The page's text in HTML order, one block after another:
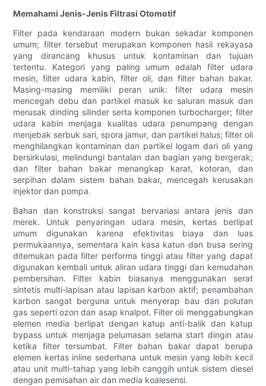
Memahami Jenis-Jenis Filtrasi Otomotif
Filter pada kendaraan modern bukan sekadar komponen
umum; filter tersebut merupakan komponen hasil rekayasa
yang dirancang khusus untuk kontaminan dan tujuan
tertentu. Kategori yang paling umum adalah filter udara
mesin, filter udara kabin, filter oli, dan filter bahan bakar.
Masing-masing memiliki peran unik: filter udara mesin
mencegah debu dan partikel masuk ke saluran masuk dan
merusak dinding silinder serta komponen turbocharger; filter
udara kabin menjaga kualitas udara penumpang dengan
menjebak serbuk sari, spora jamur, dan partikel halus; filter oli
menghilangkan kontaminan dan partikel logam dari oli yang
bersirkulasi, melindungi bantalan dan bagian yang bergerak;
dan filter bahan bakar menangkap karat, kotoran, dan
serpihan dalam sistem bahan bakar, mencegah kerusakan
injektor dan pompa.
Bahan dan konstruksi sangat bervariasi antara jenis dan
merek. Untuk penyaringan udara mesin, kertas berlipat
umum digunakan karena efektivitas biaya dan luas
permukaannya, sementara kain kasa katun dan busa sering
ditemukan pada filter performa tinggi atau filter yang dapat
digunakan kembali untuk aliran udara tinggi dan kemudahan
pembersihan. Filter kabin biasanya menggunakan serat
sintetis multi-lapisan atau lapisan karbon aktif; penambahan
karbon sangat berguna untuk menyerap bau dan polutan
gas seperti ozon dan asap knalpot. Filter oli menggabungkan
elemen media berlipat dengan katup anti-balik dan katup
bypass untuk menjaga pelumasan selama start dingin atau
ketika filter tersumbat. Filter bahan bakar dapat berupa
elemen kertas inline sederhana untuk mesin yang lebih kecil
atau unit multi-tahap yang lebih canggih untuk sistem diesel
dengan pemisahan air dan media koalesensi.